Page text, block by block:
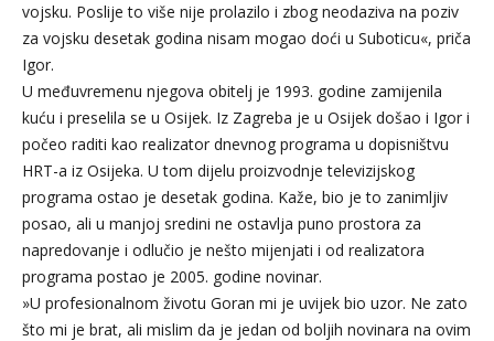
vojsku. Poslije to više nije prolazilo i zbog neodaziva na poziv
za vojsku desetak godina nisam mogao doći u Suboticu«, priča
Igor.
U međuvremenu njegova obitelj je 1993. godine zamijenila
kuću i preselila se u Osijek. Iz Zagreba je u Osijek došao i Igor i
počeo raditi kao realizator dnevnog programa u dopisništvu
HRT-a iz Osijeka. U tom dijelu proizvodnje televizijskog
programa ostao je desetak godina. Kaže, bio je to zanimljiv
posao, ali u manjoj sredini ne ostavlja puno prostora za
napredovanje i odlučio je nešto mijenjati i od realizatora
programa postao je 2005. godine novinar.
»U profesionalnom životu Goran mi je uvijek bio uzor. Ne zato
što mi je brat, ali mislim da je jedan od boljih novinara na ovim